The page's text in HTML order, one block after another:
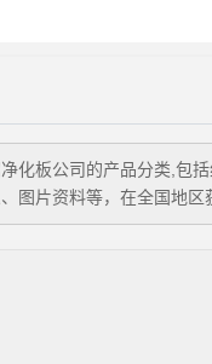
化板公司的产品分类,包括
图片资料等，在全国地